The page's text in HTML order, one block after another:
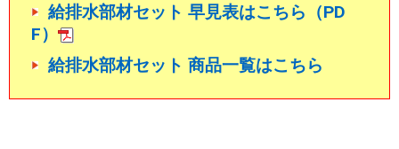
給排水部材セット 早見表はこちら（PD
F）
給排水部材セット 商品一覧はこちら